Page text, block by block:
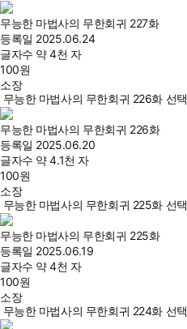
무능한 마법사의 무한회귀 227화
등록일 2025.06.24
글자수 약 4천 자
100원
소장
무능한 마법사의 무한회귀 226화 선택
무능한 마법사의 무한회귀 226화
등록일 2025.06.20
글자수 약 4.1천 자
100원
소장
무능한 마법사의 무한회귀 225화 선택
무능한 마법사의 무한회귀 225화
등록일 2025.06.19
글자수 약 4천 자
100원
소장
무능한 마법사의 무한회귀 224화 선택